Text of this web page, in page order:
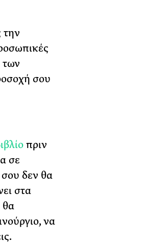
την
των
σου
πριν
σε
σου δεν θα
στα
θα
να